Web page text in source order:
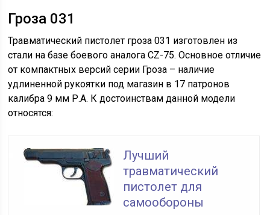
Гроза 031
Травматический пистолет гроза 031 изготовлен из
стали на базе боевого аналога CZ-75. Основное отличие
от компактных версий серии Гроза – наличие
удлиненной рукоятки под магазин в 17 патронов
калибра 9 мм Р.А. К достоинствам данной модели
относятся:
Лучший
травматический
пистолет для
самообороны